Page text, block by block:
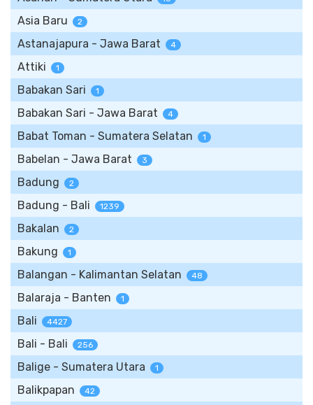
Asia Baru 2
Astanajapura - Jawa Barat 4
Attiki 1
Babakan Sari 1
Babakan Sari - Jawa Barat 4
Babat Toman - Sumatera Selatan 1
Babelan - Jawa Barat 3
Badung 2
Badung - Bali 1239
Bakalan 2
Bakung 1
Balangan - Kalimantan Selatan 48
Balaraja - Banten 1
Bali 4427
Bali - Bali 256
Balige - Sumatera Utara 1
Balikpapan 42